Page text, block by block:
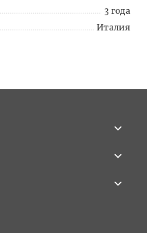
3 года
Италия